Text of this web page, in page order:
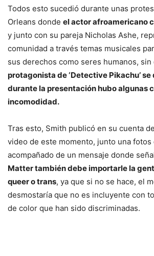
Todos esto sucedió durante unas
Orleans donde el actor afroamericano
y junto con su pareja Nicholas Ashe,
comunidad a través temas musicales
sus derechos como seres humanos, sin
protagonista de ‘Detective Pikachu’
durante la presentación hubo algunas
incomodidad.
Tras esto, Smith publicó en su cuenta
video de este momento, junto una fotos
acompañado de un mensaje donde
Matter también debe importarle la
queer o trans, ya que si no se hace, el
desmostaría que no es incluyente con
de color que han sido discriminadas.